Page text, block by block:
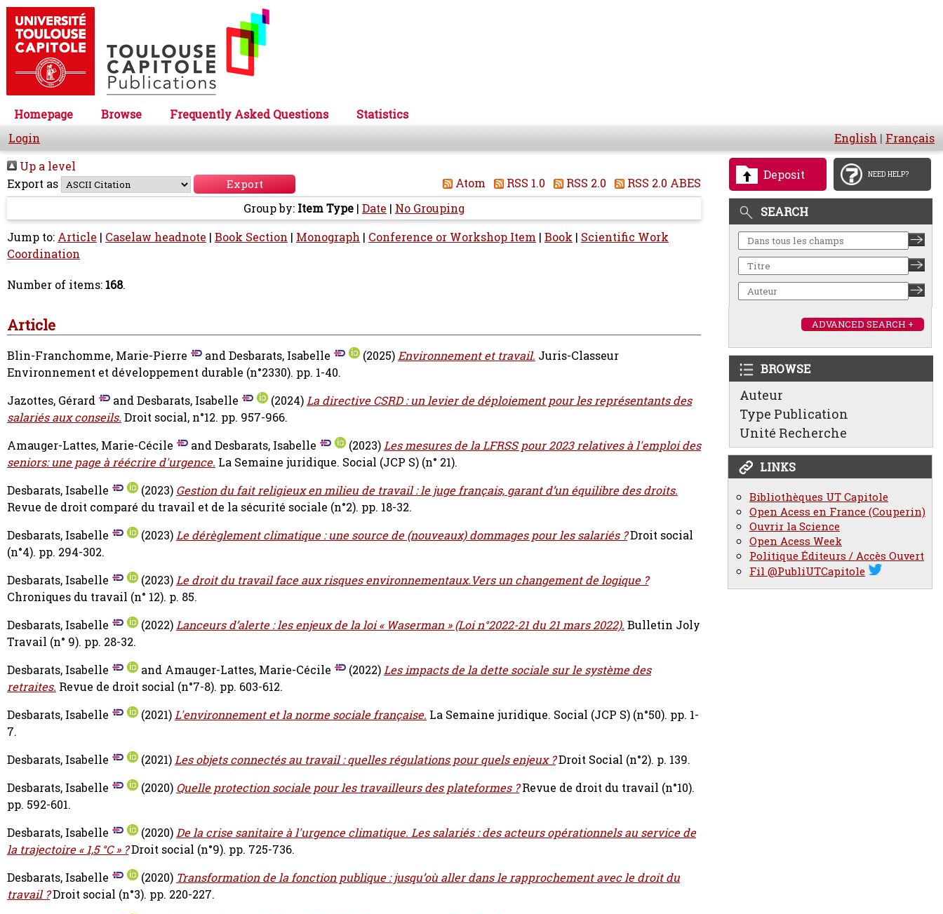
Homepage Browse Frequently Asked Questions
Statistics
Login
English | Français
Deposit NEED HELP?
SEARCH
ADVANCED SEARCH +
BROWSE
Auteur
Type Publication
Unité Recherche
LINKS
Bibliothèques UT Capitole
Open Acess en France (Couperin)
Ouvrir la Science
Open Acess Week
Politique Éditeurs / Accès Ouvert
Fil @PubliUTCapitole
Up a level
Export as
Atom RSS 1.0 RSS 2.0
RSS 2.0 ABES
Group by: Item Type | Date | No Grouping
Jump to: Article | Caselaw headnote | Book Section | Monograph | Conference or Workshop Item | Book | Scientific Work
Coordination
Number of items: 168.
Article
Blin-Franchomme, Marie-Pierre andDesbarats, Isabelle (2025)Environnement et travail. Juris-Classeur
Environnement et développement durable (n°2330). pp. 1-40.
Jazottes, Gérard
andDesbarats, Isabelle (2024)La directive CSRD : un levier de déploiement pour les représentants des
salariés aux conseils. Droit social, n°12. pp. 957-966.
Amauger-Lattes, Marie-Cécile
andDesbarats, Isabelle (2023)Les mesures de la LFRSS pour 2023 relatives à l'emploi des
seniors: une page à réécrire d'urgence. La Semaine juridique. Social (JCP S) (n° 21).
Desbarats, Isabelle
(2023) Gestion du fait religieux en milieu de travail : le juge français, garant d’un équilibre des droits.
Revue de droit comparé du travail et de la sécurité sociale (n°2). pp. 18-32.
Desbarats, Isabelle
(2023)Le dérèglement climatique : une source de (nouveaux) dommages pour les salariés ?Droit social
(n°4). pp. 294-302.
Desbarats, Isabelle
(2023)Le droit du travail face aux risques environnementaux.Vers un changement de logique ?
Chroniques du travail (n° 12). p. 85.
Desbarats, Isabelle
(2022)Lanceurs d’alerte : les enjeux de la loi « Waserman » (Loi n°2022-21 du 21 mars 2022). Bulletin Joly
Travail (n° 9). pp. 28-32.
Desbarats, Isabelle
and Amauger-Lattes, Marie-Cécile (2022)Les impacts de la dette sociale sur le système des
retraites. Revue de droit social (n°7-8). pp. 603-612.
Desbarats, Isabelle
(2021)L'environnement et la norme sociale française. La Semaine juridique. Social (JCP S) (n°50). pp. 1-
7.
Desbarats, Isabelle
(2021)Les objets connectés au travail : quelles régulations pour quels enjeux ?Droit Social (n°2). p. 139.
Desbarats, Isabelle
(2020) Quelle protection sociale pour les travailleurs des plateformes ? Revue de droit du travail (n°10).
pp. 592-601.
Desbarats, Isabelle
(2020)De la crise sanitaire à l'urgence climatique. Les salariés : des acteurs opérationnels au service de
la trajectoire « 1,5 °C » ?Droit social (n°9). pp. 725-736.
Desbarats, Isabelle
(2020) Transformation de la fonction publique : jusqu’où aller dans le rapprochement avec le droit du
travail ?Droit social (n°3). pp. 220-227.